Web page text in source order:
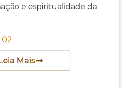
e espiritualidade da
Mais